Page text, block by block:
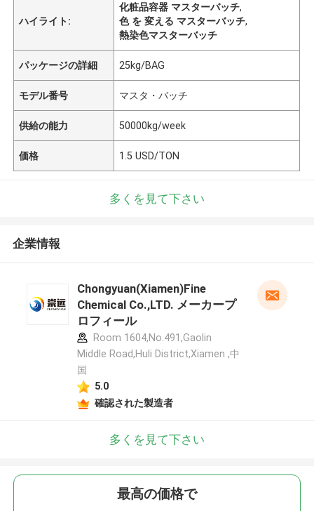
ハイライト:
化粧品容器 マスターバッチ,
色 を 変える マスターバッチ,
熱染色マスターバッチ
パッケージの詳細 25kg/BAG
モデル番号 マスタ・バッチ
供給の能力 50000kg/week
価格 1.5 USD/TON
多くを見て下さい
企業情報
Chongyuan(Xiamen)Fine
Chemical Co.,LTD. メーカープ
ロフィール
Room 1604,No.491,Gaolin
Middle Road,Huli District,Xiamen ,中
国
5.0
確認された製造者
多くを見て下さい
最高の価格で